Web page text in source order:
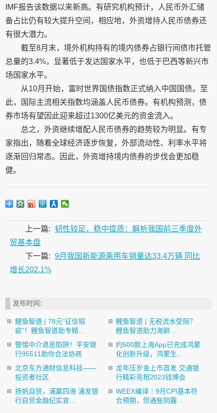
IMF报告该数据以来新高。有研究机构预计，人民币外汇储
备占比仍有较大提升空间，相应地，外资增持人民币债券还
有很大潜力。
截至8月末，境外机构持有的境内债券占银行间债市托管
总量的3.4%，显著低于发达国家水平，也低于巴西等新兴市
场国家水平。
从10月开始，富时世界国债指数正式纳入中国国债。至
此，国际主流相关指数均涵盖人民币债券。有机构预测，债
券市场有望因此迎来超过1300亿美元的资金流入。
总之，外资继续增配人民币债券的趋势较为明显。有专
家指出，随着全球经济逐步恢复，外部流动性、利率水平将
逐渐回归常态。因此，外资增持境内债券的步伐会更加稳
健。
上一篇: 韧性较足，稳中提质：解析我国前三季度外
贸基本盘
下一篇: 9月我国新能源乘用车销量达33.4万辆 同比
增长202.1%
发布时间:
鲤鱼智道 | 78元“征信瑕
疵”！鲤鱼智道助专精...
鲤鱼智道 | 无税流水受阻？
鲤鱼智道助力海鲜...
警惕中介退息陷阱！平安银
行95511助你合法协商
约500款上海App已完成鸿蒙
化创新升级，鸿蒙生...
北京东方通财信息科技——
投资者社区
龙年压岁金上市首发 交通银
行精彩亮相2023钱博会
扬帆自贸，浦赢四海 浦发银
行自贸金融纪实宣...
​WEEX编译｜9月CPI基本符
合预期，但通胀阴霾...